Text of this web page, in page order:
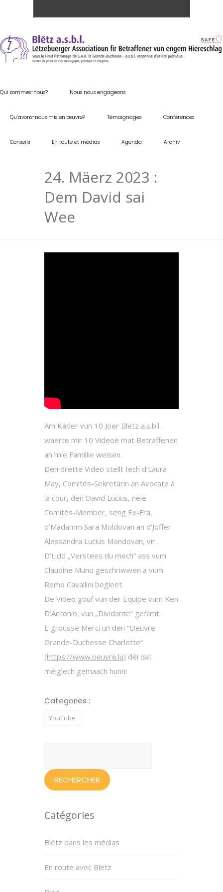
Qui sommes-nous? Nous nous engageons
Qu’avons-nous mis en œuvre? Témoignages Conférences
Conseils En route et médias Agenda Archiv
24. Mäerz 2023 :
Dem David sai
Wee
Am Kader vun 10 Joer Blëtz a.s.b.l.
wäerte mir 10 Videoë mat Betraffenen
an hire Famillie weisen.
Den drëtte Video stellt Iech d‘Laura
May, Comités-Sekretärin an Avocate à
la cour, den David Lucius, neie
Comités-Member, seng Ex-Fra,
d‘Madamm Sara Moldovan an d‘Joffer
Alessandra Lucius Mondovan, vir.
D’Lidd „Verstees du mech“ ass vum
Claudine Muno geschriwwen a vum
Remo Cavallini begleet.
De Video gouf vun der Equipe vum Ken
D’Antonio, vun „Dividante“ gefilmt.
E grousse Merci un den “Oeuvre
Grande-Duchesse Charlotte“
(https://www.oeuvre.lu) déi dat
méiglech gemaach hunn!
Categories :
YouTube
Catégories
Blëtz dans les médias
En route avec Blëtz